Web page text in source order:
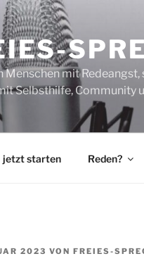
Menschen mit
Selbsthilfe, Community
jetzt starten Reden?
2023 VON FREIES-